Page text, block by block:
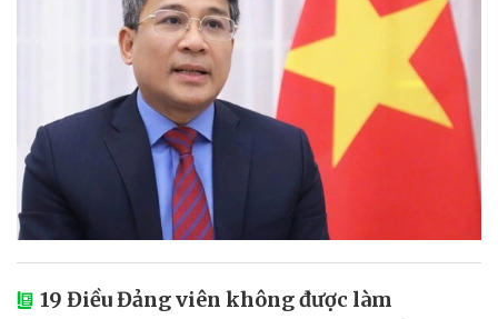
19 Điều Đảng viên không được làm